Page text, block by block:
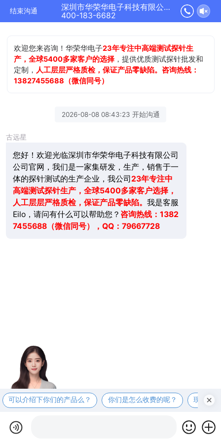
结束沟通
深圳市华荣华电子科技有限公司正在为您服务
400-183-6682
欢迎您来咨询！华荣华电子23年专注中高端测试探针生
产，全球5400多家客户的选择 ，提供优质测试探针批发和
定制， 人工层层严格质检，保证产品零缺陷。咨询热线：
13827455688（微信同号）
2026-08-08 08:43:23 开始沟通
古远星
您好！欢迎光临深圳市华荣华电子科技有限公司
公司官网，我们是一家集研发，生产，销售于一
体的探针测试的生产企业，我公司23年专注中
高端测试探针生产，全球5400多家客户选择，
人工层层严格质检，保证产品零缺陷。 我是客服
Eilo，请问有什么可以帮助您？ 咨询热线：1382
7455688（微信同号），QQ：79667728
可以介绍下你们的产品么？ 你们是怎么收费的呢？ 现在有